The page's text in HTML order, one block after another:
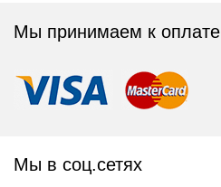
Мы принимаем к оплате
Мы в соц.сетях